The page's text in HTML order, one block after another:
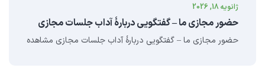
ژانویه 18, 2026
حضور مجازی ما – گفتگویی دربارهٔ آداب جلسات مجازی
حضور مجازی ما – گفتگویی دربارهٔ آداب جلسات مجازی مشاهده